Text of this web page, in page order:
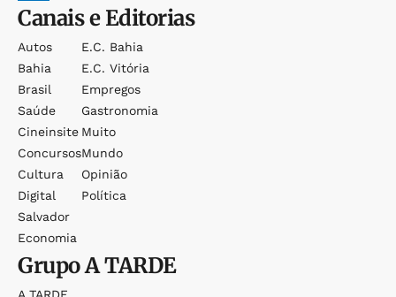
Canais e Editorias
Autos
Bahia
Brasil
Saúde
Cineinsite
Concursos
Cultura
Digital
Salvador
Economia
E.c. Bahia
E.c. Vitória
Empregos
Gastronomia
Muito
Mundo
Opinião
Política
GrupoA TARDE